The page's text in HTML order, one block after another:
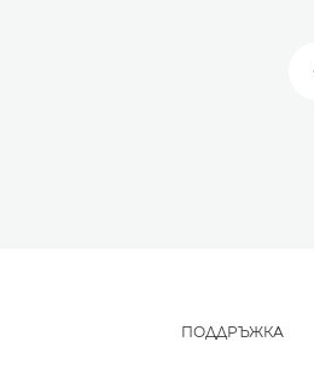
ПОДДРЪЖКА